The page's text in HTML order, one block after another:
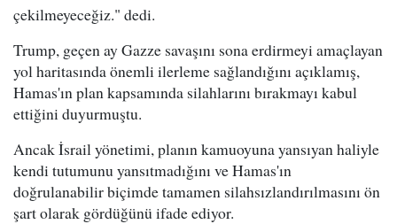
çekilmeyeceğiz." dedi.
Trump, geçen ay Gazze savaşını sona erdirmeyi amaçlayan
yol haritasında önemli ilerleme sağlandığını açıklamış,
Hamas'ın plan kapsamında silahlarını bırakmayı kabul
ettiğini duyurmuştu.
Ancak İsrail yönetimi, planın kamuoyuna yansıyan haliyle
kendi tutumunu yansıtmadığını ve Hamas'ın
doğrulanabilir biçimde tamamen silahsızlandırılmasını ön
şart olarak gördüğünü ifade ediyor.